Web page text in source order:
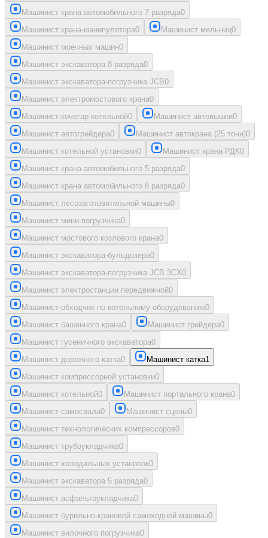
Машинист крана автомобильного 7 разряда0
Машинист крана-манипулятора0 Машинист мельниц0
Машинист моечных машин0
Машинист экскаватора 8 разряда0
Машинист экскаватора-погрузчика JCB0
Машинист электромостового крана0
Машинист-кочегар котельной0 Машинист автовышки0
Машинист автогрейдера0 Машинист автокрана (25 тонн)0
Машинист котельной установки0 Машинист крана РДК0
Машинист крана автомобильного 5 разряда0
Машинист крана автомобильного 8 разряда0
Машинист лесозаготовительной машины0
Машинист мини-погрузчика0
Машинист мостового козлового крана0
Машинист экскаватора-бульдозера0
Машинист экскаватора-погрузчика JCB 3CX0
Машинист электростанции передвижной0
Машинист-обходчик по котельному оборудованию0
Машинист башенного крана0 Машинист грейдера0
Машинист гусеничного экскаватора0
Машинист дорожного катка0 Машинист катка1
Машинист компрессорной установки0
Машинист котельной0 Машинист портального крана0
Машинист самосвала0 Машинист сцены0
Машинист технологических компрессоров0
Машинист трубоукладчика0
Машинист холодильных установок0
Машинист экскаватора 5 разряда0
Машинист асфальтоукладчика0
Машинист бурильно-крановой самоходной машины0
Машинист вилочного погрузчика0